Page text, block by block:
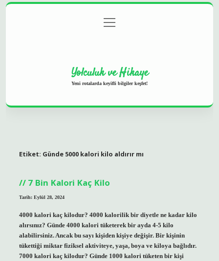
Gizlilik Politikası
menüyü
aç
Yolculuk ve Hikaye
Yeni rotalarda keyifli bilgiler keşfet!
Etiket: Günde 5000 kalori kilo aldırır mı
7 Bin Kalori Kaç Kilo
Tarih: Eylül 28, 2024
4000 kalori kaç kilodur? 4000 kalorilik bir diyetle ne kadar kilo
alırsınız? Günde 4000 kalori tüketerek bir ayda 4-5 kilo
alabilirsiniz. Ancak bu sayı kişiden kişiye değişir. Bir kişinin
tükettiği miktar fiziksel aktiviteye, yaşa, boya ve kiloya bağlıdır.
7000 kalori kaç kilodur? Günde 1000 kalori tüketen bir kişi